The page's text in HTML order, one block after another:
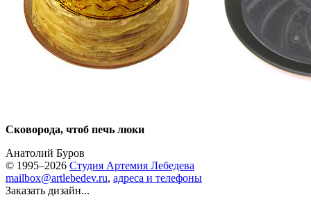
Сковорода, чтоб печь люки
Анатолий Буров
© 1995–2026 Студия Артемия Лебедева
mailbox@artlebedev.ru, адреса и телефоны
Заказать дизайн...